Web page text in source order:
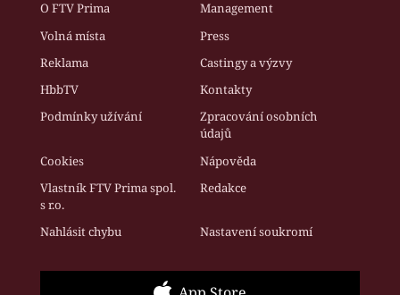
O FTV Prima
Management
Volná místa
Press
Reklama
Castingy a výzvy
HbbTV
Kontakty
Podmínky užívání
Zpracování osobních
údajů
Cookies
Nápověda
Vlastník FTV Prima spol.
s r.o.
Redakce
Nahlásit chybu Nastavení soukromí